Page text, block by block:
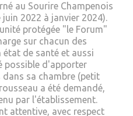
au Sourire Champenois
2022 à janvier 2024).
protégée "le Forum"
sur chacun des
état de santé et aussi
possible d'apporter
sa chambre (petit
a été demandé,
par l'établissement.
attentive, avec respect